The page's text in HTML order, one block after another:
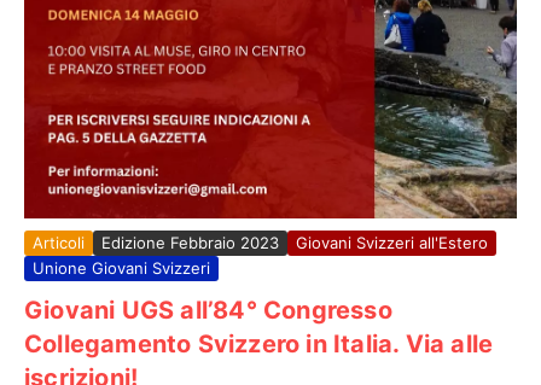
Articoli Edizione Febbraio 2023
Giovani Svizzeri all'Estero
Unione Giovani Svizzeri
Giovani UGS all’84° Congresso
Collegamento Svizzero in Italia. Via alle
iscrizioni!